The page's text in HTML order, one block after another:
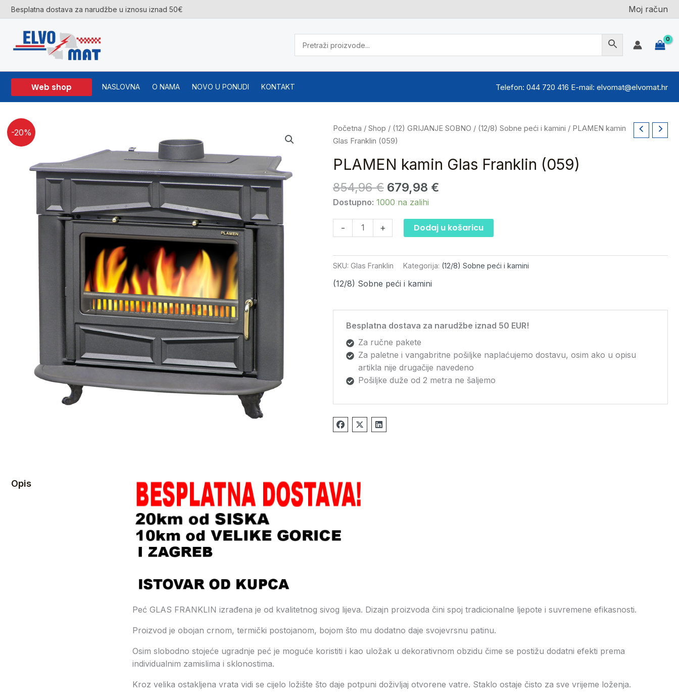
Skip
to
content
Besplatna dostava za narudžbe u iznosu iznad 50€ Moj račun
Web shop NASLOVNA O NAMA NOVO U PONUDI KONTAKT Telefon: 044 720 416 E-mail: elvomat@elvomat.hr
-20% Početna / Shop / (12) GRIJANJE SOBNO / (12/8) Sobne peći i kamini / PLAMEN kamin
Glas Franklin (059)
PLAMEN kamin Glas Franklin (059)
854,96€
Izvorna
cijena
je:
679,98 €
Trenutna
679,98 €.
Dostupno: 1000 na zalihi
-
PLAMEN
kamin
Franklin
količina
+ Dodaj u košaricu
SKU: Glas Franklin Kategorija: (12/8) Sobne peći i kamini
(12/8) Sobne peći i kamini
Besplatna dostava za narudžbe iznad 50 EUR!
Za ručne pakete
Za paletne i vangabritne pošiljke naplaćujemo dostavu, osim ako u opisu
artikla nije drugačije navedeno
Pošiljke duže od 2 metra ne šaljemo
Opis
Peć GLAS FRANKLIN izrađena je od kvalitetnog sivog lijeva. Dizajn proizvoda čini spoj tradicionalne ljepote i suvremene efikasnosti.
Proizvod je obojan crnom, termički postojanom, bojom što mu dodatno daje svojevrsnu patinu.
Osim slobodno stojeće ugradnje peć je moguće koristiti i kao uložak u dekorativnom obzidu čime se postižu dodatni efekti prema
individualnim zamislima i sklonostima.
Kroz velika ostakljena vrata vidi se cijelo ložište što daje potpuni doživljaj otvorene vatre. Staklo ostaje čisto za sve vrijeme loženja.